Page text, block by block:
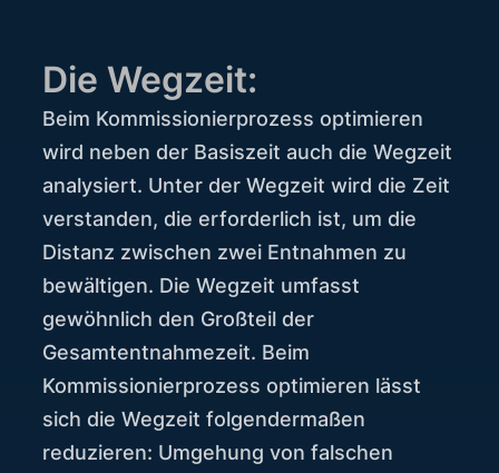
Die Wegzeit:
Beim Kommissionierprozess optimieren
wird neben der Basiszeit auch die Wegzeit
analysiert. Unter der Wegzeit wird die Zeit
verstanden, die erforderlich ist, um die
Distanz zwischen zwei Entnahmen zu
bewältigen. Die Wegzeit umfasst
gewöhnlich den Großteil der
Gesamtentnahmezeit. Beim
Kommissionierprozess optimieren lässt
sich die Wegzeit folgendermaßen
reduzieren: Umgehung von falschen